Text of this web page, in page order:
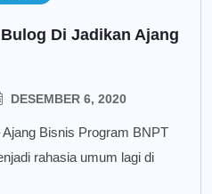
Di Jadikan Ajang
DESEMBER 6, 2020
Bisnis Program BNPT
rahasia umum lagi di